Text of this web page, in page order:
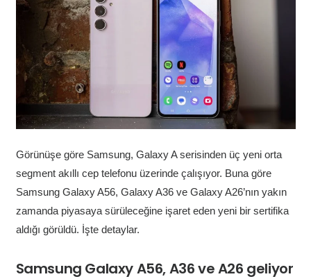
Görünüşe göre Samsung, Galaxy A serisinden üç yeni orta
segment akıllı cep telefonu üzerinde çalışıyor. Buna göre
Samsung Galaxy A56, Galaxy A36 ve Galaxy A26’nın yakın
zamanda piyasaya sürüleceğine işaret eden yeni bir sertifika
aldığı görüldü. İşte detaylar.
Samsung Galaxy A56, A36 ve A26 geliyor